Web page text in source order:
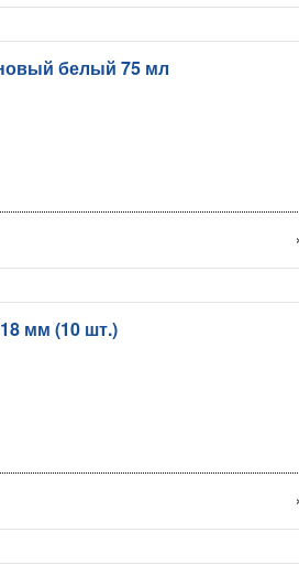
белый 75 мл
мм (10 шт.)